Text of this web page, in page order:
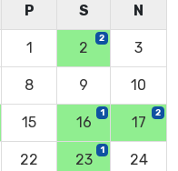
P S N
1 2
2
3
8 9 10
15 16
1
17
2
22 23
1
24